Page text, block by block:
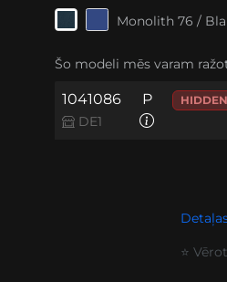
Monolith 76 /
Šo modeli mēs varam
1041086
DE1
P HIDDEN
⭐ Vērot